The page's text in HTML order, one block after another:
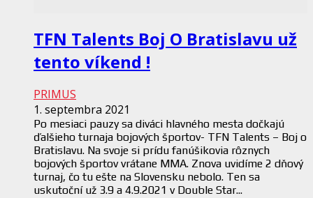
TFN Talents Boj O Bratislavu už
tento víkend !
PRIMUS
1. septembra 2021
Po mesiaci pauzy sa diváci hlavného mesta dočkajú
ďalšieho turnaja bojových športov- TFN Talents – Boj o
Bratislavu. Na svoje si prídu fanúšikovia rôznych
bojových športov vrátane MMA. Znova uvidíme 2 dňový
turnaj, čo tu ešte na Slovensku nebolo. Ten sa
uskutoční už 3.9 a 4.9.2021 v Double Star...